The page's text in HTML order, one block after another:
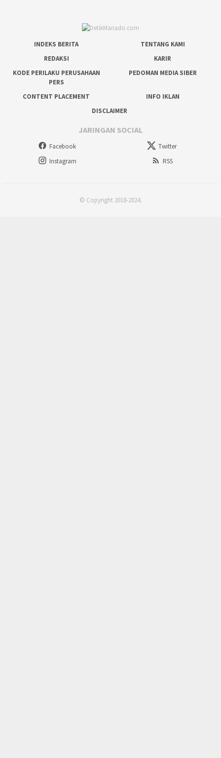
INDEKS BERITA
TENTANG KAMI
REDAKSI
KARIR
KODE PERILAKU PERUSAHAAN
PERS
PEDOMAN MEDIA SIBER
CONTENT PLACEMENT
INFO IKLAN
DISCLAIMER
JARINGAN SOCIAL
Facebook
Twitter
Instagram
RSS
© Copyright 2018-2024.